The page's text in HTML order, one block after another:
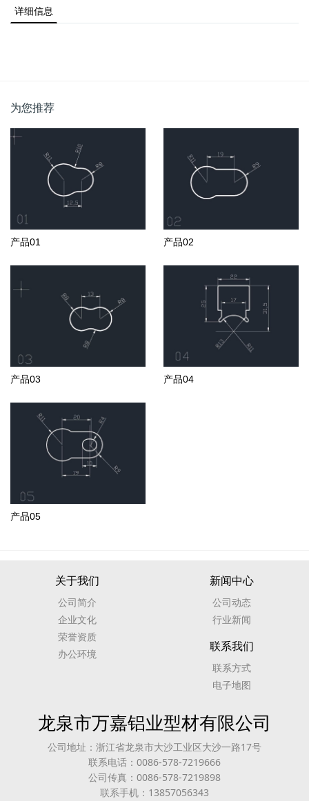
详细信息
为您推荐
产品01 产品02
产品03 产品04
产品05
关于我们
公司简介
企业文化
荣誉资质
办公环境
新闻中心
公司动态
行业新闻
联系我们
联系方式
电子地图
龙泉市万嘉铝业型材有限公司
公司地址：浙江省龙泉市大沙工业区大沙一路17号
联系电话：0086-578-7219666
公司传真：0086-578-7219898
联系手机：13857056343